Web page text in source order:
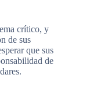
crítico, y
de sus
que sus
de